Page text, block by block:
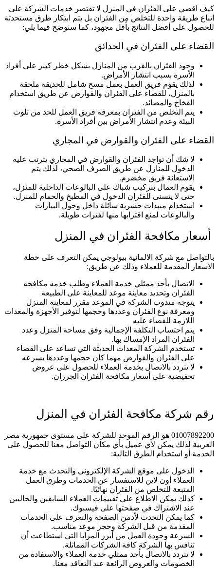
كيف اقضي على الفئران في المنزل لا تقتصر خدمات الشركة على
اتباع طريقة واحدة للتخلص من الفئران بل يتم ابتكار طرق مستحدثة
للحصول على أفضل النتائج بأقل مجهود، كما سنوضح فيما يلي:
القضاء على الفئران في الحدائق
وجود الفئران بالقرب من المنازل يشكل خطر كبير على أفراد
الأسرة بسبب انتشار الأمراض.
لذلك يقوم فريق العمل بعمل مسح شامل للحديقة ملحقة
بالمنزل، للقضاء على الفئران والقوارض عن طريق استخدام
الفخاخ والمصائد.
يتم التخلص من الفئران بمعرفة فريق العمل للحد من تلوث
البيئة وعدم انتشار الأمراض بين أفراد الأسرة.
القضاء على الفئران والقوارض في المجاري
لا شك أن تواجد الفئران والقوارض في المجاري يترتب عليه
الدخول للمنازل عن طريق الصرف الصحي، لذلك يتم
الاستعانة فريق مخضرم.
يقوم العمال بتركيب شباك على البالوعات الداخلية للمنزل،
حتى لا يتسنى للفئران الدخول في المطبخ والحمام للمنزل.
استخدام مبيدات حشرية سائلة داخل وحول البيارات
والبالوعات لمنع اقترابها منها لفترات طويلة.
أسعار مكافحة الفئران في المنزل
بالتواصل مع شركة الالمانية بيولوجي يمكن التعرف على خطة
الأسعار المقدمة للعملاء وذلك عن طريق:
الاتصال بأحد ممثلي خدمة العملاء وطلب خدمه مكافحه
الفئران وتحديد معاينة موعد للمعاينة على الطبيعة
يتوجه مندوب الشركة في الموعد مقرر لمعاينة المنزل
ومعرفة نوع الفئران وعددها وحجمها لتوفير الأجهزة والمعدات
اللازمة للقضاء عليه
يتم احتساب التكلفة الإجمالية وفق مساحة المنزل وعدد
الفئران المراد الإمساك بها.
تستخدم الشركة المعدات الحديثة التي تساعد على القضاء
على الفئران والقوارض مهما كان حجمها وعددها بسرعه
لا تتردد بالاتصال بخدمة العملاء للحصول على عروض
تخفيضية على أسعار مكافحة الفئران الجرزان.
رقم شركة مكافحة الفئران في المنزل
01007892200 هو الرقم الموحد للشركة على مستوى جمهورية مصر
العربية لذلك يمكن لأي عميل بأي مكان التواصل معنا للحصول على
الخدمة أو استخدام الطرق التالية:
الدخول على موقع الشركة الإلكتروني والتحدث مع خدمة
العملاء أون لاين للاستفسار عن الخدمات وطرق العمل
المتبعة للتخلص من الفئران نهائيًا.
كذلك يمكن الاطلاع على تقييمات العملاء السابقين والحاليين
عند الاشتراك في صفحتها على فيسبوك.
كما يمكن التحدث لأدمن الصفحة والتعرف على الخدمات
المقدمة من قبل الشركة وحجز موعد مناسب.
السرعة وجودة العمل من أبرز المزايا التي استطاعت أن
تنافس بها الشركة كافة الشركات المماثلة.
لا تتردد بالاتصال بأحد ممثلي خدمة العملاء والاستفادة من
الخصومات والعروض الرائعة عند التعاقد معنا.